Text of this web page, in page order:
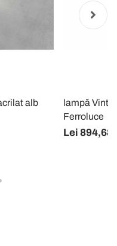
alb
lampă
Ferroluce
Lei 894,68